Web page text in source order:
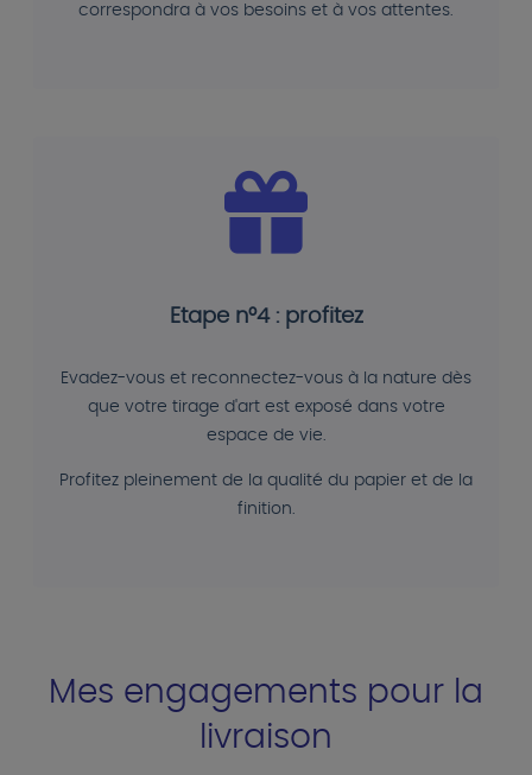
correspondra à vos besoins et à vos attentes.
Etape n°4 : profitez
Evadez-vous et reconnectez-vous à la nature dès
que votre tirage d'art est exposé dans votre
espace de vie.
Profitez pleinement de la qualité du papier et de la
finition.
Mes engagements pour la
livraison